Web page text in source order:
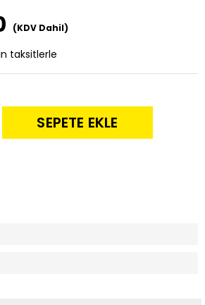
(KDV Dahil)
taksitlerle